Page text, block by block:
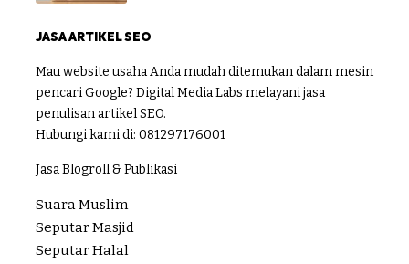
JASA ARTIKEL SEO
Mau website usaha Anda mudah ditemukan dalam mesin
pencari Google? Digital Media Labs melayani jasa
penulisan artikel SEO.
Hubungi kami di: 081297176001
Jasa Blogroll & Publikasi
Suara Muslim
Seputar Masjid
Seputar Halal